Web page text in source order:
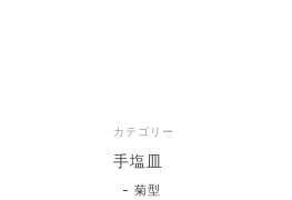
カテゴリー
手塩皿
菊型